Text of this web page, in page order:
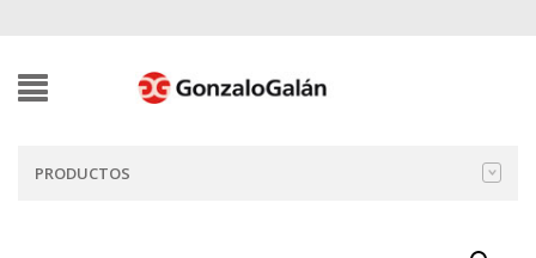
PRODUCTOS